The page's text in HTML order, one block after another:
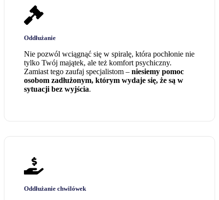
Oddłużanie
Nie pozwól wciągnąć się w spiralę, która pochłonie nie
tylko Twój majątek, ale też komfort psychiczny.
Zamiast tego zaufaj specjalistom – niesiemy pomoc
osobom zadłużonym, którym wydaje się, że są w
sytuacji bez wyjścia.
Oddłużanie chwilówek